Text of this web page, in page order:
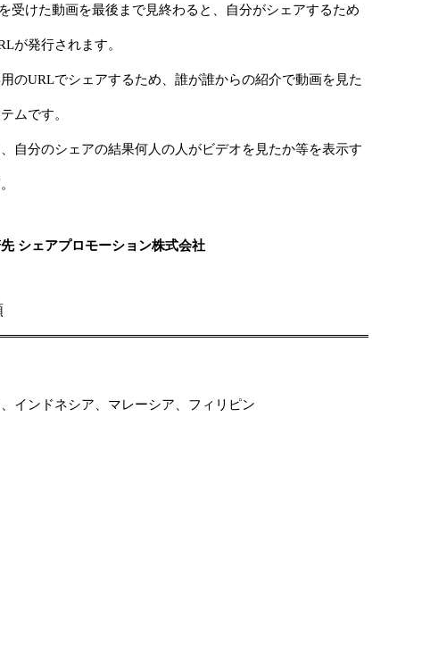
受けた動画を最後まで見終わると、自分がシェアするため
が発行されます。
のURLでシェアするため、誰が誰からの紹介で動画を見た
ムです。
自分のシェアの結果何人の人がビデオを見たか等を表示す
シェアプロモーション株式会社
インドネシア、マレーシア、フィリピン